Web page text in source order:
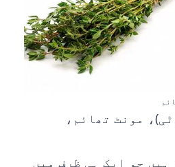
مونٹ تھائم،
جو ایک ہی ظرف میں